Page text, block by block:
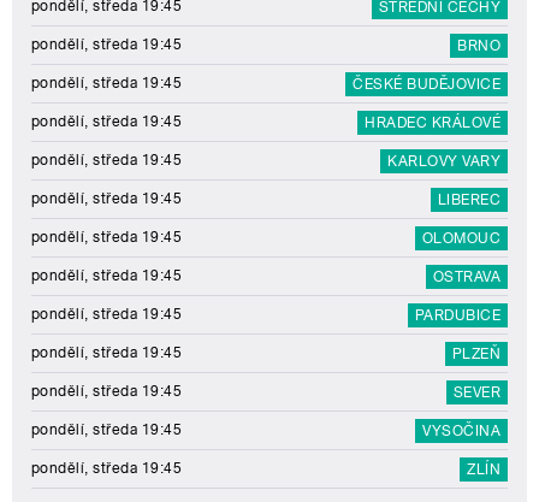
pondělí, středa 19:45 STŘEDNÍ ČECHY
pondělí, středa 19:45 BRNO
pondělí, středa 19:45 ČESKÉ BUDĚJOVICE
pondělí, středa 19:45 HRADEC KRÁLOVÉ
pondělí, středa 19:45 KARLOVY VARY
pondělí, středa 19:45 LIBEREC
pondělí, středa 19:45 OLOMOUC
pondělí, středa 19:45 OSTRAVA
pondělí, středa 19:45 PARDUBICE
pondělí, středa 19:45 PLZEŇ
pondělí, středa 19:45 SEVER
pondělí, středa 19:45 VYSOČINA
pondělí, středa 19:45 ZLÍN